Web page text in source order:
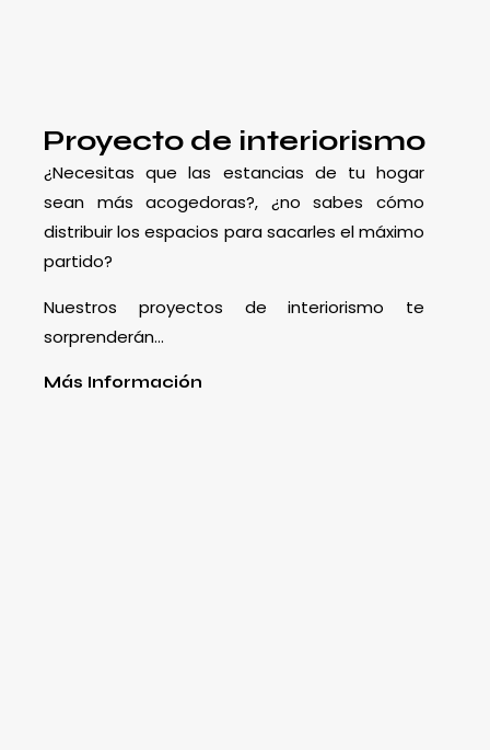
Proyecto de interiorismo
¿Necesitas que las estancias de tu hogar
sean más acogedoras?, ¿no sabes cómo
distribuir los espacios para sacarles el máximo
partido?
Nuestros proyectos de interiorismo te
sorprenderán…
Más Información